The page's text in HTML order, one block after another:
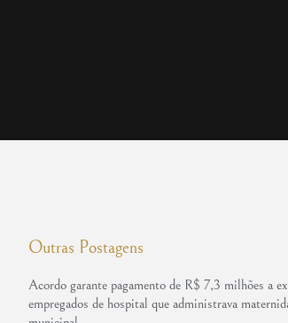
Outras Postagens
Acordo garante pagamento de R$ 7,3 milhões a
empregados de hospital que administrava